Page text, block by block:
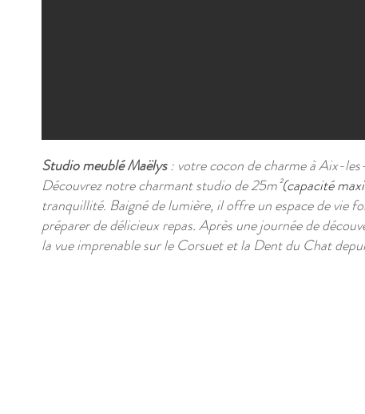
Studio meublé Maëlys: votre cocon de charme à Aix-
Découvrez notre charmant studio de 25m²(capacité
tranquillité. Baigné de lumière, il offre un espace de vie
préparer de délicieux repas. Après une journée de
la vue imprenable sur le Corsuet et la Dent du Chat